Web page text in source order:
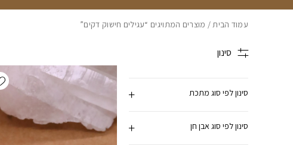
עמוד הבית/ מוצרים המתויגים “עגילים חישוק דקים”
סינון
סינון לפי סוג מתכת
סינון לפי סוג אבן חן